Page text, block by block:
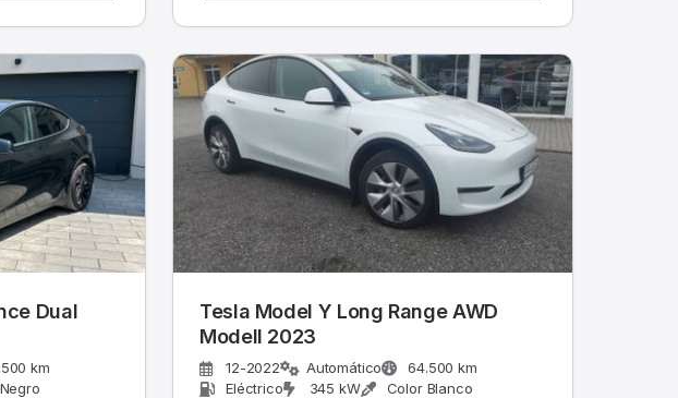
Dual
km
Tesla Model Y Long Range AWD
Modell 2023
12-2022 Automático
64.500 km
Eléctrico
345 kW Color Blanco